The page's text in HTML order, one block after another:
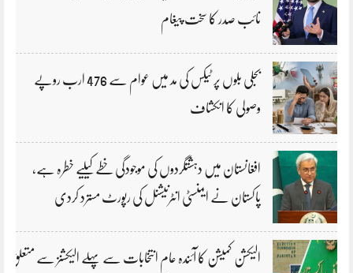
نائب صدر کا سخت پیغام
بجلی بلوں پر ٹیکس کی مد میں عوام سے 476 ارب روپے
وصولی کا انکشاف
افغانستان میں دہشتگردوں کی موجودگی خطے کیلیے خطرہ ہے،
پاکستان نے ایمنسٹی انٹرنیشنل کی رپورٹ مسترد کردی
الیکشن کمیشن کا آئندہ عام انتخابات سے پہلے الیکشنز سے متعلق